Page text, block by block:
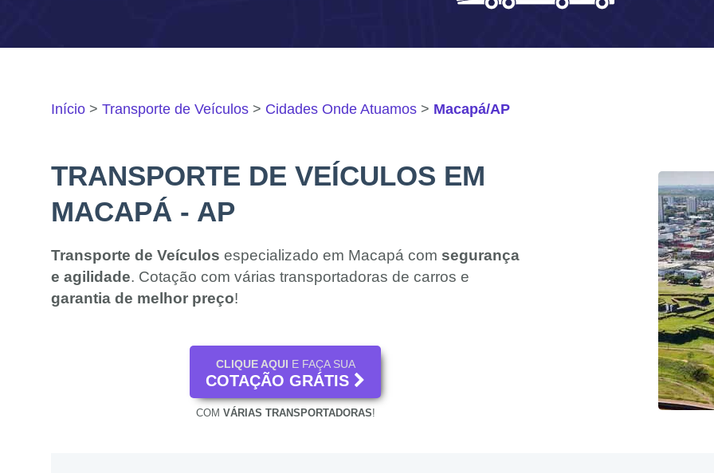
Início Transporte de Veículos Cidades Onde Atuamos Macapá/AP
TRANSPORTE DE VEÍCULOS EM
MACAPÁ - AP
Transporte de Veículos especializado em Macapá com segurança
e agilidade. Cotação com várias transportadoras de carros e
garantia de melhor preço!
CLIQUE AQUI E FAÇA SUA
COTAÇÃO GRÁTIS
COM VÁRIAS TRANSPORTADORAS!